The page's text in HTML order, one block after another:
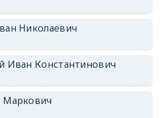
Николаевич
Иван Константинович